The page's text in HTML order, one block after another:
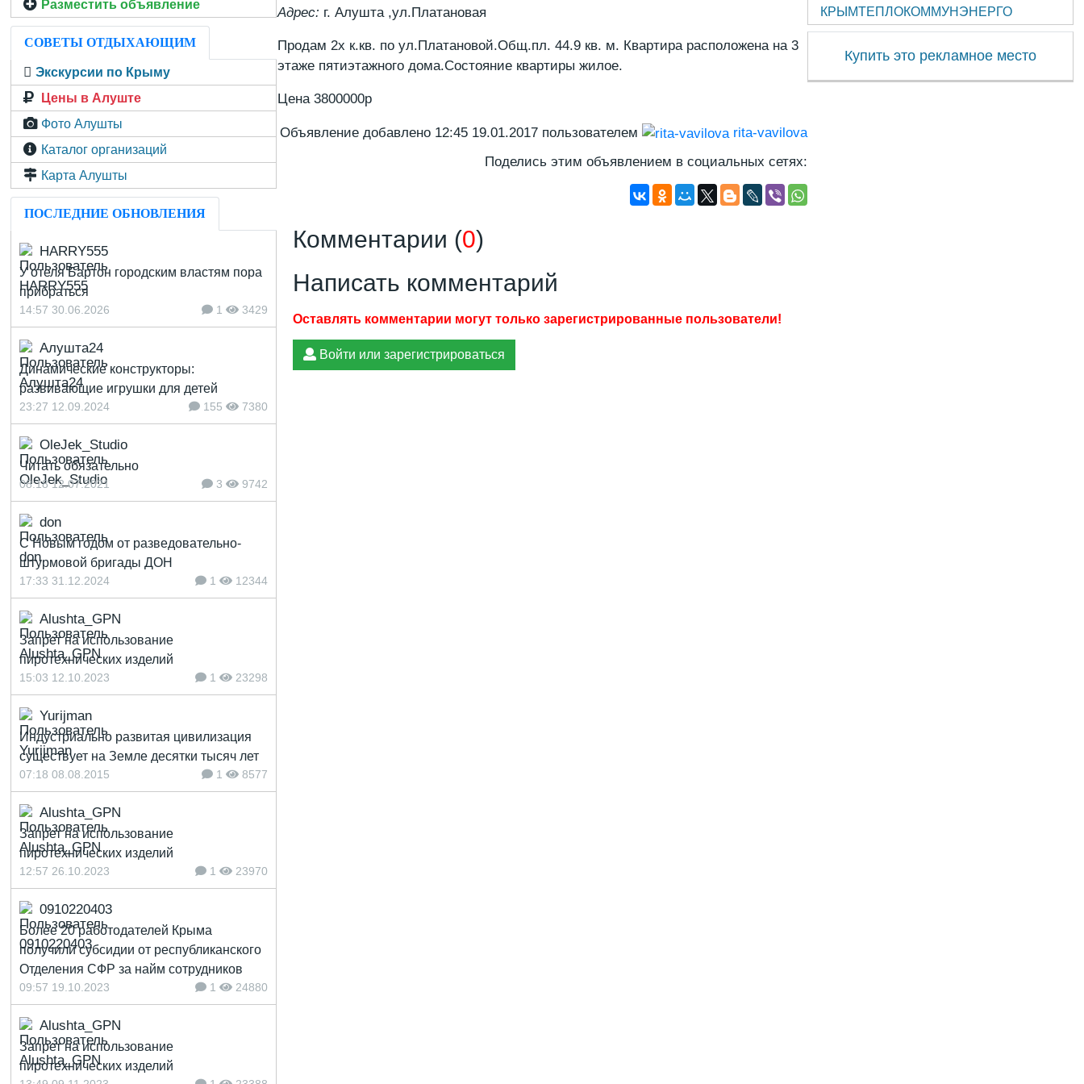
Адрес: г. Алушта ,ул.Платановая
Продам 2х к.кв. по ул.Платановой.Общ.пл. 44.9 кв. м. Квартира расположена на 3
этаже пятиэтажного дома.Состояние квартиры жилое.
Цена 3800000р
Объявление добавлено 12:45 19.01.2017 пользователем
rita-vavilova
Поделись этим объявлением в социальных сетях:
Комментарии (0)
Написать комментарий
Войти или зарегистрироваться
Разместить объявление
СОВЕТЫ ОТДЫХАЮЩИМ
Экскурсии по Крыму
Цены в Алуште
Фото Алушты
Каталог организаций
Карта Алушты
ПОСЛЕДНИЕ ОБНОВЛЕНИЯ
HARRY555
У отеля Бартон городским властям пора
прибраться
14:57 30.06.2026 1 3429
Алушта24
Динамические конструкторы:
развивающие игрушки для детей
23:27 12.09.2024 155 7380
OleJek_Studio
Читать обязательно
08:18 12.07.2021 3 9742
don
С Новым годом от разведовательно-
штурмовой бригады ДОН
17:33 31.12.2024 1 12344
Alushta_GPN
Запрет на использование
пиротехнических изделий
15:03 12.10.2023 1 23298
Yurijman
Индустриально развитая цивилизация
существует на Земле десятки тысяч лет
07:18 08.08.2015 1 8577
Alushta_GPN
Запрет на использование
пиротехнических изделий
12:57 26.10.2023 1 23970
0910220403
Более 20 работодателей Крыма
получили субсидии от республиканского
Отделения СФР за найм сотрудников
09:57 19.10.2023 1 24880
Alushta_GPN
Запрет на использование
пиротехнических изделий
КРЫМТЕПЛОКОММУНЭНЕРГО
Купить это рекламное место